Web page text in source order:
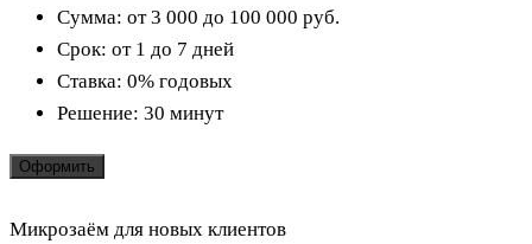
Сумма: от 3 000 до 100 000 руб.
Срок: от 1 до 7 дней
Ставка: 0% годовых
Решение: 30 минут
Оформить
Микрозаём для новых клиентов